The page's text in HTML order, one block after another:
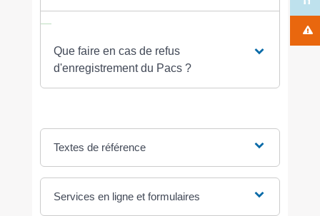
Que faire en cas de refus
d'enregistrement du Pacs ?
Textes de référence
Services en ligne et formulaires